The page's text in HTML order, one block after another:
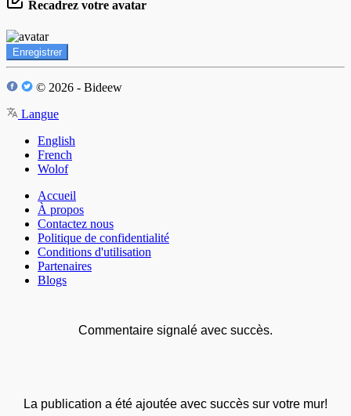
Recadrez votre avatar
Enregistrer
© 2026 - Bideew
Langue
English
French
Wolof
Accueil
À propos
Contactez nous
Politique de confidentialité
Conditions d'utilisation
Partenaires
Blogs
Commentaire signalé avec succès.
La publication a été ajoutée avec succès sur votre mur!